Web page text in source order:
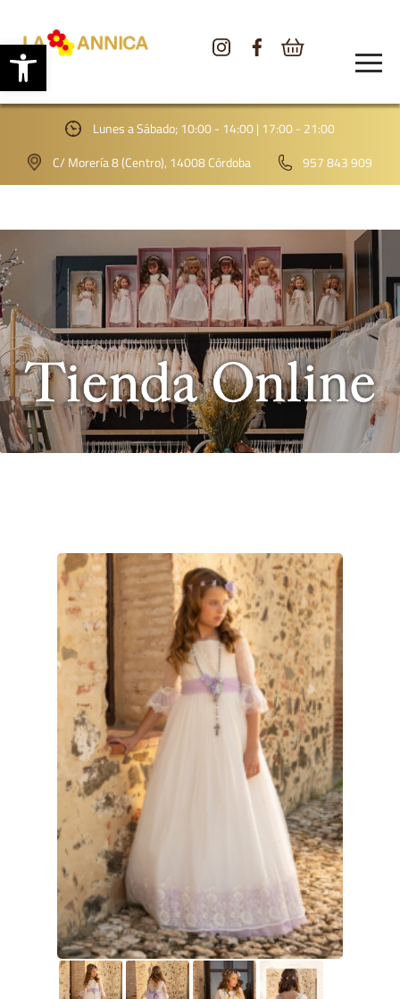
Abrir barra de herramientas
TIENDA
GALERÍA
BLOG
CONTACTO
Lunes a Sábado; 10:00 - 14:00 | 17:00 - 21:00
C/ Morería 8 (Centro), 14008 Córdoba
957 843 909